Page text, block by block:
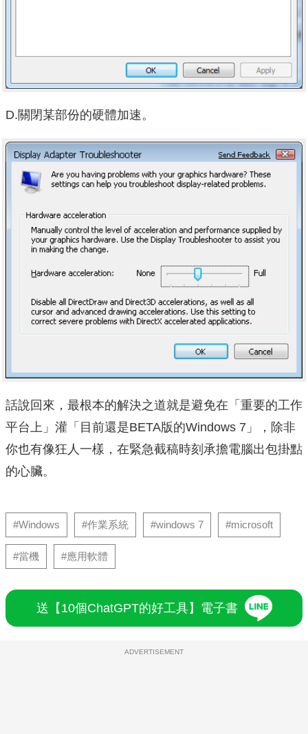
D.關閉某部份的硬體加速。
話說回來，最根本的解決之道就是避免在「重要的工作
平台上」灌「目前還是BETA版的Windows 7」，除非
你也有像狂人一樣，在緊急截稿時刻承擔電腦出包掛點
的心臟。
#Windows #作業系統 #windows 7 #microsoft
#當機 #應用軟體
送【10個ChatGPT的好工具】電子書
ADVERTISEMENT